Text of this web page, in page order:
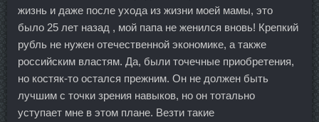
жизнь и даже после ухода из жизни моей мамы, это
было 25 лет назад , мой папа не женился вновь! Крепкий
рубль не нужен отечественной экономике, а также
российским властям. Да, были точечные приобретения,
но костяк-то остался прежним. Он не должен быть
лучшим с точки зрения навыков, но он тотально
уступает мне в этом плане. Везти такие